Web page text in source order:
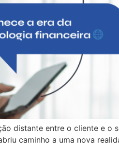
distante entre o cliente e o
caminho a uma nova